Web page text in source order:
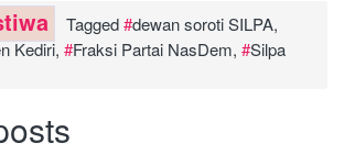
Tagged dewan soroti SILPA,
Kediri, Fraksi Partai NasDem,
Silpa